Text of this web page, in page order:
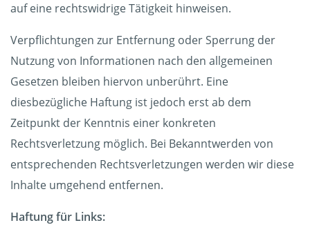
auf eine rechtswidrige Tätigkeit hinweisen.
Verpflichtungen zur Entfernung oder Sperrung der
Nutzung von Informationen nach den allgemeinen
Gesetzen bleiben hiervon unberührt. Eine
diesbezügliche Haftung ist jedoch erst ab dem
Zeitpunkt der Kenntnis einer konkreten
Rechtsverletzung möglich. Bei Bekanntwerden von
entsprechenden Rechtsverletzungen werden wir diese
Inhalte umgehend entfernen.
Haftung für Links: